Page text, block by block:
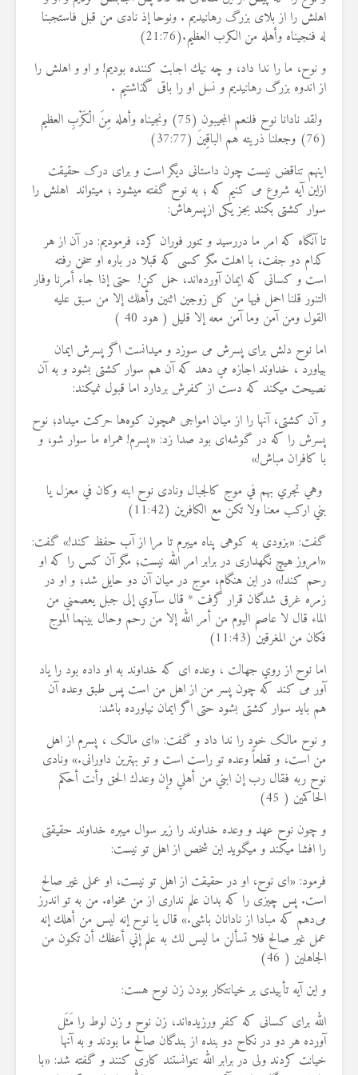
اهلش را از بلاى بزرگ رهانيديم . ونوحا إذ نادى من قبل فاستجبنا
له فنجيناه وأهله من الكرب العظيم.(21:76
)
و نوح، ما را ندا داد، و چه نيك اجابت ‌كننده بوديم! و او و اهلش را
از اندوه بزرگ رهانيديم و نسل او را باقى گذاشتيم .
ولقد نادانا نوح فلنعم المجيبون (75) ونجيناه وأهله مِنَ الْكَرْبِ العظيم
(76) وجعلنا ذريته هم الباقِينَ (37:77
)
اینهم تناقض نیست چون داستانی دیگر است و برای درک حقیقت
ازاین آیه شروع می کنیم که ؛ به نوح گفته میشود ؛ میتواند اهلش را
سوار کشتی بکند بجز یکی ازپسرهاش:
تا آنگاه كه امر ما دررسيد و تنور فوران كرد، فرموديم: در آن از هر
کدام دو جفت، با اهلت مگر كسى كه قبلا در باره او سخن رفته
است و كسانى كه ايمان آورده‌اند، حمل كن! حتى إذا جاء أمرنا وفار
التنور قلنا احمل فيها من كل زوجين اثنين وأهلك إلا من سبق عليه
القول ومن آمن وما آمن معه إلا قليل ( هود 40
)
اما نوح دلش برای پسرش می سوزد و ميدانست اگر پسرش ايمان
بياورد ، خداوند اجازه مي دهد که آن هم سوار کشتی بشود و به آن
نصیحت میکند که دست از کفرش بردارد اما قبول نمیکند:
و آن کشتی، آنها را از میان امواجی همچون کوه‌ها حرکت میداد؛ نوح
پسرش را که در گوشه‌ای بود صدا زد: «پسرم! همراه ما سوار شو، و
با کافران مباش!»
وهي تجري بهم في موج كالجبال ونادى نوح ابنه وكان في معزل يا
بني اركب معنا ولا تكن مع الكافرين (11:42
)
گفت: «بزودی به کوهی پناه میبرم تا مرا از آب حفظ کند!» گفت:
«امروز هیچ نگهداری در برابر امر الله نیست؛ مگر آن کس را که او
رحم کند!» در این هنگام، موج در میان آن دو حایل شد؛ و او در
زمره غرق‌ شدگان قرار گرفت * قال سآوي إلى جبل يعصمني من
الماء قال لا عاصم اليوم من أمر الله إلا من رحم وحال بينهما الموج
فكان من المغرقين (11:43
)
اما نوح از روي جهالت ، وعده ای که خداوند به او داده بود را یاد
آور می کند که چون پسر من از اهل من است پس طبق وعده آن
هم باید سوار کشتی بشود حتی اگر ايمان نياورده باشد:
و نوح مالک خود را ندا داد و گفت: «ای مالک ، پسرم از اهل
من است، و قطعاً وعده تو راست است و تو بهترين داورانى.» ونادى
نوح ربه فقال رب إن ابني من أهلي وإن وعدك الحق وأنت أحكم
الحاكمين ( 45
)
و چون نوح عهد و وعده خداوند را زیر سوال میبره خداوند حقیقتی
را افشا میکند و میگوید این شخص از اهل تو نیست:
فرمود: «اى نوح، او در حقيقت از اهل تو نيست، او عملی غیر صالح
است. پس چيزى را كه بدان علم ندارى از من مخواه. من به تو اندرز
مى‌دهم كه مبادا از نادانان باشى.» قال يا نوح إنه ليس من أهلك إنه
عمل غير صالح فلا تسألن ما ليس لك به علم إني أعظك أن تكون من
الجاهلين ( 46
)
و این آیه تأییدی بر خیانتکار بودن زن نوح هست:
الله براى كسانى كه كفر ورزيده‌اند، زن نوح و زن لوط را مَثَل
آورده هر دو در نكاح دو بنده از بندگان صالح ما بودند و به آنها
خيانت كردند ولی در برابر الله نتوانستند كارى کنند و گفته شد: «با